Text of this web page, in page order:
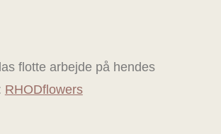
flotte arbejde på hendes
RHODflowers